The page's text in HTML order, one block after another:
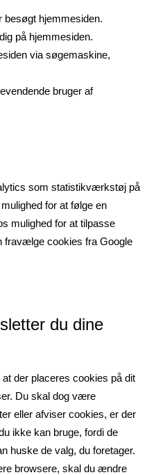
besøgt hjemmesiden.
på hjemmesiden.
via søgemaskine,
bruger af
som statistikværkstøj på
for at følge en
mulighed for at tilpasse
fravælge cookies fra Google
du dine
der placeres cookies på dit
Du skal dog være
eller afviser cookies, er der
ikke kan bruge, fordi de
huske de valg, du foretager.
browsere, skal du ændre